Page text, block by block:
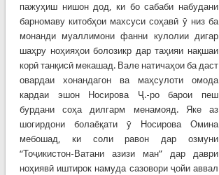
пажуҳиш нишон дод, ки бо сабаби набудани
барномаву китобҳои махсуси соҳавӣ ӯ низ ба
монанди муаллимони фанни кулолии дигар
шаҳру ноҳияҳои болозикр дар таҳияи нақшаи
корӣ танқисӣ мекашад. Вале натичаҳои ба даст
овардаи хонандагон ва маҳсулоти омода
кардаи эшон Носирова Ҷ.-ро барои пеш
бурдани соҳа дилгарм менамояд. Яке аз
шогирдони болаёқати ӯ Носирова Омина
мебошад, ки соли равон дар озмуни
“Тоҷикистон-Ватани азизи ман” дар даври
ноҳиявӣ иштирок намуда сазовори ҷойи аввал